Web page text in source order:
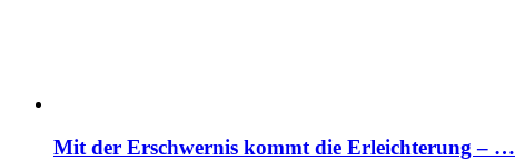
Mit der Erschwernis kommt die Erleichterung – …